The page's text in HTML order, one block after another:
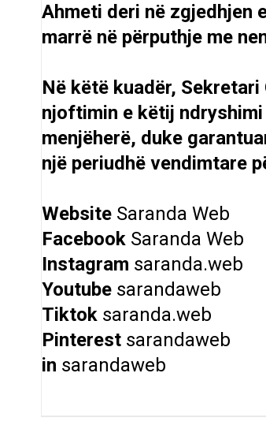
Ahmeti deri në zgjedhjen
marrë në përputhje me
Në këtë kuadër,
njoftimin e këtij
menjëherë, duke
një periudhë vendimtare
Website Saranda Web
Facebook Saranda Web
Instagram saranda.web
Youtube sarandaweb
Tiktok saranda.web
Pinterest sarandaweb
in sarandaweb